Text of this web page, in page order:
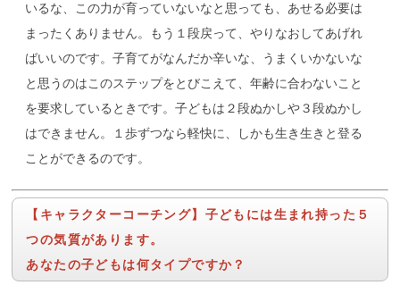
いるな、この力が育っていないなと思っても、あせる必要は
まったくありません。もう１段戻って、やりなおしてあげれ
ばいいのです。子育てがなんだか辛いな、うまくいかないな
と思うのはこのステップをとびこえて、年齢に合わないこと
を要求しているときです。子どもは２段ぬかしや３段ぬかし
はできません。１歩ずつなら軽快に、しかも生き生きと登る
ことができるのです。
【キャラクターコーチング】子どもには生まれ持った５
つの気質があります。
あなたの子どもは何タイプですか？